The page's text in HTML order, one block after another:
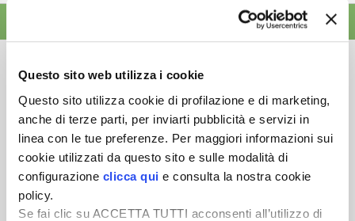
Questo sito web utilizza i cookie
Questo sito utilizza cookie di profilazione e di marketing,
anche di terze parti, per inviarti pubblicità e servizi in
linea con le tue preferenze. Per maggiori informazioni sui
cookie utilizzati da questo sito e sulle modalità di
configurazione clicca qui e consulta la nostra cookie
policy.
Se fai clic su ACCETTA TUTTI acconsenti all’utilizzo di
Newsletter
Scopri un servizio d'informazione di alta qualità. Tagliato sulle tue
esigenze.